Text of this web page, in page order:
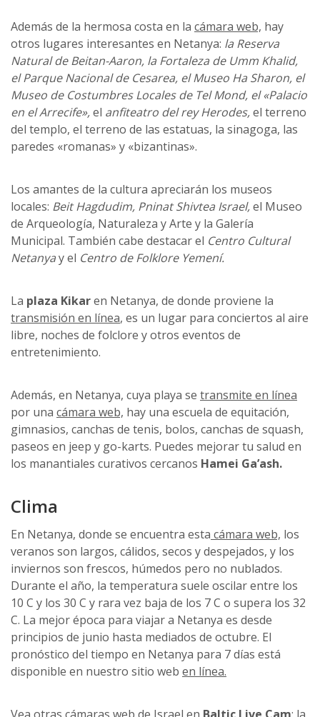
Además de la hermosa costa en la cámara web, hay
otros lugares interesantes en Netanya: la Reserva
Natural de Beitan-Aaron, la Fortaleza de Umm Khalid,
el Parque Nacional de Cesarea, el Museo Ha Sharon, el
Museo de Costumbres Locales de Tel Mond, el «Palacio
en el Arrecife»,el anfiteatro del rey Herodes,el terreno
del templo, el terreno de las estatuas, la sinagoga, las
paredes «romanas» y «bizantinas».
Los amantes de la cultura apreciarán los museos
locales: Beit Hagdudim, Pninat Shivtea Israel,el Museo
de Arqueología, Naturaleza y Arte y la Galería
Municipal. También cabe destacar el Centro Cultural
Netanyay el Centro de Folklore Yemení.
La plaza Kikaren Netanya, de donde proviene la
transmisión en línea, es un lugar para conciertos al aire
libre, noches de folclore y otros eventos de
entretenimiento.
Además, en Netanya, cuya playa se transmite en línea
por una cámara web, hay una escuela de equitación,
gimnasios, canchas de tenis, bolos, canchas de squash,
paseos en jeep y go-karts. Puedes mejorar tu salud en
los manantiales curativos cercanos Hamei Ga’ash.
Clima
En Netanya, donde se encuentra esta cámara web, los
veranos son largos, cálidos, secos y despejados, y los
inviernos son frescos, húmedos pero no nublados.
Durante el año, la temperatura suele oscilar entre los
10 C y los 30 C y rara vez baja de los 7 C o supera los 32
C. La mejor época para viajar a Netanya es desde
principios de junio hasta mediados de octubre. El
pronóstico del tiempo en Netanya para 7 días está
disponible en nuestro sitio web en línea.
Vea otras cámaras web de Israel en Baltic Live Cam: la